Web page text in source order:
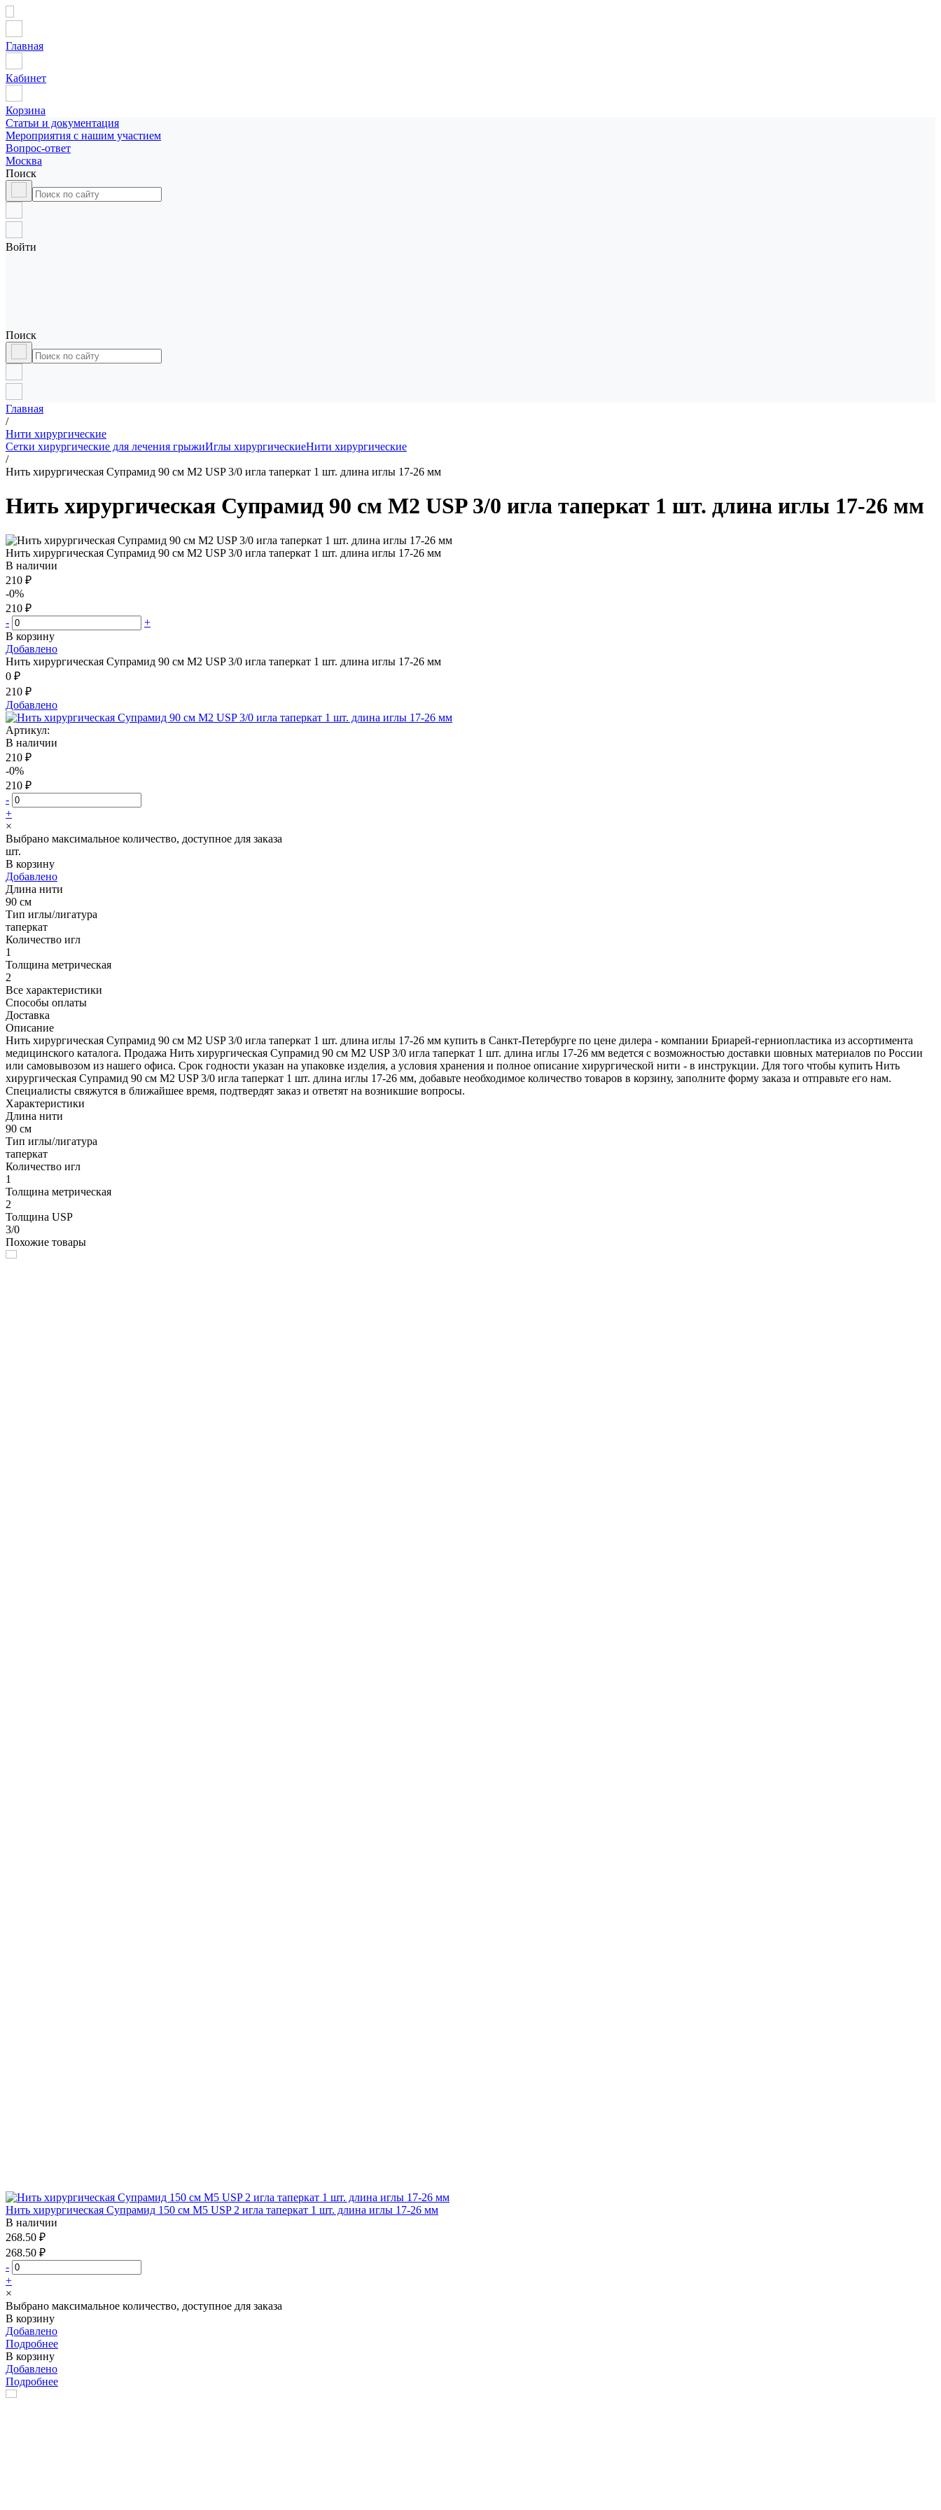
Главная
Кабинет
Корзина
Статьи и документация
Мероприятия с нашим участием
Вопрос-ответ
Москва
Поиск
Войти
Поиск
Главная
/
Нити хирургические
Сетки хирургические для лечения грыжиИглы хирургическиеНити хирургические
/
Нить хирургическая Супрамид 90 см М2 USP 3/0 игла таперкат 1 шт. длина иглы 17-26 мм
Нить хирургическая Супрамид 90 см М2 USP 3/0 игла таперкат 1 шт. длина иглы 17-26 мм
Нить хирургическая Супрамид 90 см М2 USP 3/0 игла таперкат 1 шт. длина иглы 17-26 мм
В наличии
210 ₽
-0%
210 ₽
-
+
В корзину
Добавлено
Нить хирургическая Супрамид 90 см М2 USP 3/0 игла таперкат 1 шт. длина иглы 17-26 мм
0 ₽
210 ₽
Добавлено
Артикул:
В наличии
210 ₽
-0%
210 ₽
-
+
×
Выбрано максимальное количество, доступное для заказа
шт.
В корзину
Добавлено
Длина нити
90 см
Тип иглы/лигатура
таперкат
Количество игл
1
Толщина метрическая
2
Все характеристики
Способы оплаты
Доставка
Описание
Нить хирургическая Супрамид 90 см М2 USP 3/0 игла таперкат 1 шт. длина иглы 17-26 мм купить в Санкт-Петербурге по цене дилера - компании Бриарей-герниопластика из ассортимента
медицинского каталога. Продажа Нить хирургическая Супрамид 90 см М2 USP 3/0 игла таперкат 1 шт. длина иглы 17-26 мм ведется с возможностью доставки шовных материалов по России
или самовывозом из нашего офиса. Срок годности указан на упаковке изделия, а условия хранения и полное описание хирургической нити - в инструкции. Для того чтобы купить Нить
хирургическая Супрамид 90 см М2 USP 3/0 игла таперкат 1 шт. длина иглы 17-26 мм, добавьте необходимое количество товаров в корзину, заполните форму заказа и отправьте его нам.
Специалисты свяжутся в ближайшее время, подтвердят заказ и ответят на возникшие вопросы.
Характеристики
Длина нити
90 см
Тип иглы/лигатура
таперкат
Количество игл
1
Толщина метрическая
2
Толщина USP
3/0
Похожие товары
Нить хирургическая Супрамид 150 см М5 USP 2 игла таперкат 1 шт. длина иглы 17-26 мм
В наличии
268.50 ₽
268.50 ₽
-
+
×
Выбрано максимальное количество, доступное для заказа
В корзину
Добавлено
Подробнее
В корзину
Добавлено
Подробнее